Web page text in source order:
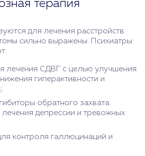
терапия
для лечения расстройств
сильно выражены. Психиатры
лечения СДВГ с целью улучшения
гиперактивности и
обратного захвата
депрессии и тревожных
контроля галлюцинаций и